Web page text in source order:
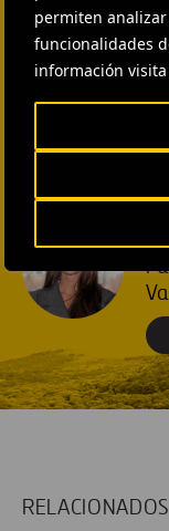
permiten
funcionalidades
información
RELACIONADOS